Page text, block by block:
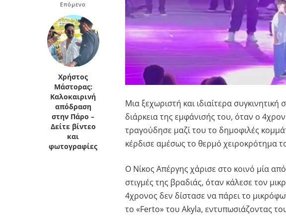
Επόμενο
Χρήστος
Μάστορας:
Καλοκαιρινή
απόδραση
στην Πάρο –
Δείτε βίντεο
και
φωτογραφίες
Μια ξεχωριστή και ιδιαίτερα συγκινητική
διάρκεια της εμφάνισής του, όταν ο
τραγούδησε μαζί του το δημοφιλές
κέρδισε αμέσως το θερμό χειροκρότημα
Ο Νίκος Απέργης χάρισε στο κοινό μία
στιγμές της βραδιάς, όταν κάλεσε τον
4χρονος δεν δίστασε να πάρει το
το «Ferto» του Akyla, εντυπωσιάζοντας